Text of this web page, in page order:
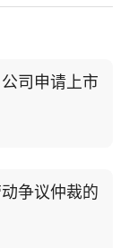
司申请上市
争议仲裁的